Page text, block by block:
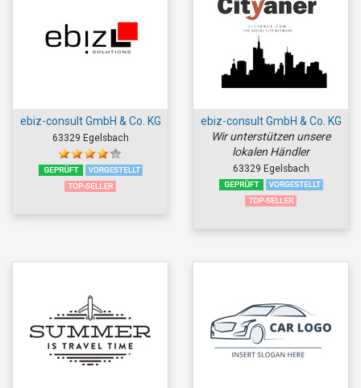
ebiz-consult GmbH & Co. KG
63329 Egelsbach
ebiz-consult GmbH & Co. KG
Wir unterstützen unsere
lokalen Händler
63329 Egelsbach